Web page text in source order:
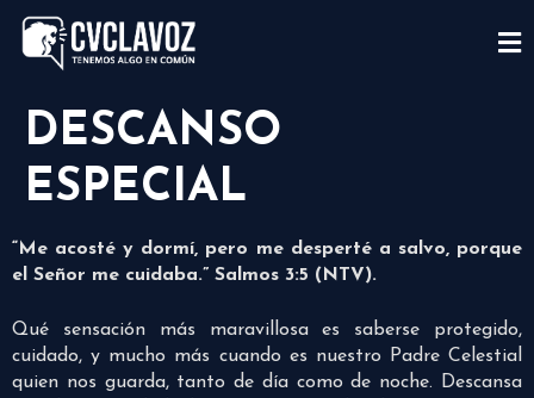
DESCANSO
ESPECIAL
“Me acosté y dormí, pero me desperté a salvo, porque
el Señor me cuidaba.” Salmos 3:5 (NTV).
Qué sensación más maravillosa es saberse protegido,
cuidado, y mucho más cuando es nuestro Padre Celestial
quien nos guarda, tanto de día como de noche. Descansa